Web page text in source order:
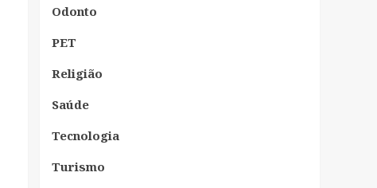
Odonto
PET
Religião
Saúde
Tecnologia
Turismo